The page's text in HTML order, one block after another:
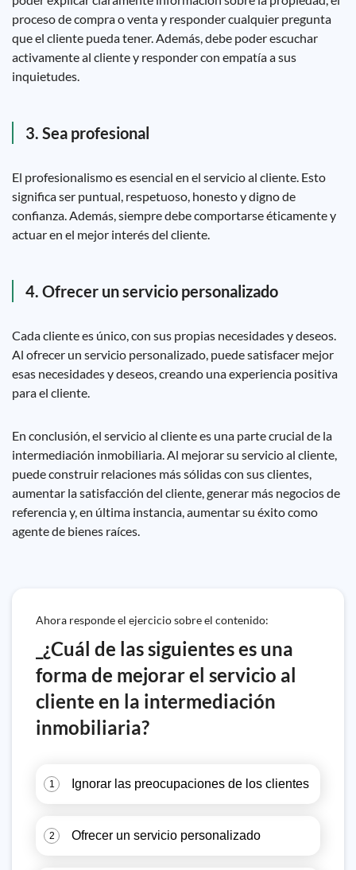
proceso de compra o venta y responder cualquier pregunta
que el cliente pueda tener. Además, debe poder escuchar
activamente al cliente y responder con empatía a sus
inquietudes.
3. Sea profesional
El profesionalismo es esencial en el servicio al cliente. Esto
significa ser puntual, respetuoso, honesto y digno de
confianza. Además, siempre debe comportarse éticamente y
actuar en el mejor interés del cliente.
4. Ofrecer un servicio personalizado
Cada cliente es único, con sus propias necesidades y deseos.
Al ofrecer un servicio personalizado, puede satisfacer mejor
esas necesidades y deseos, creando una experiencia positiva
para el cliente.
En conclusión, el servicio al cliente es una parte crucial de la
intermediación inmobiliaria. Al mejorar su servicio al cliente,
puede construir relaciones más sólidas con sus clientes,
aumentar la satisfacción del cliente, generar más negocios de
referencia y, en última instancia, aumentar su éxito como
agente de bienes raíces.
Ahora responde el ejercicio sobre el contenido:
_¿Cuál de las siguientes es una
forma de mejorar el servicio al
cliente en la intermediación
inmobiliaria?
1 Ignorar las preocupaciones de los clientes
2 Ofrecer un servicio personalizado